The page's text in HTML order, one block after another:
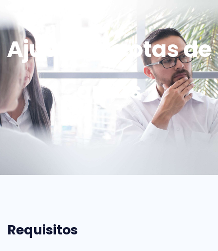
Ajuste de cotas de
áreas
Requisitos